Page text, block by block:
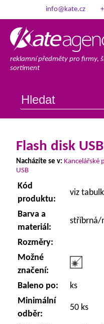
info@kate.cz
reklamní předměty pro firmy,
sortiment
Flash disk USB
Nacházíte se v: Kancelářské
USB
Kód
produktu:
viz
Barva a
materiál:
stříbrná/
Rozměry:
Možné
značení:
Baleno po:
ks
Minimální
odběr:
50 ks